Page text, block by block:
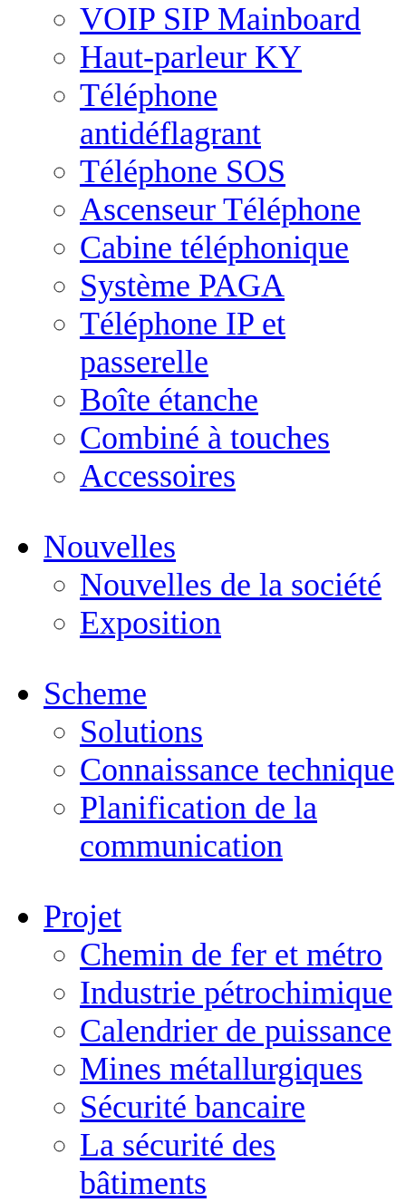
VOIP SIP Mainboard
Haut-parleur KY
Téléphone
antidéflagrant
Téléphone SOS
Ascenseur Téléphone
Cabine téléphonique
Système PAGA
Téléphone IP et
passerelle
Boîte étanche
Combiné à touches
Accessoires
Nouvelles
Nouvelles de la société
Exposition
Scheme
Solutions
Connaissance technique
Planification de la
communication
Projet
Chemin de fer et métro
Industrie pétrochimique
Calendrier de puissance
Mines métallurgiques
Sécurité bancaire
La sécurité des
bâtiments